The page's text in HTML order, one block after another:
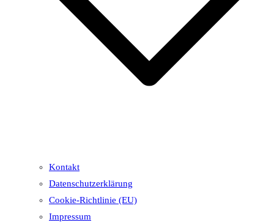
Kontakt
Datenschutzerklärung
Cookie-Richtlinie (EU)
Impressum